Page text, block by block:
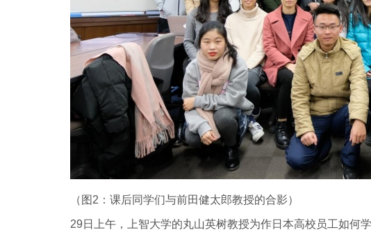
（图2：课后同学们与前田健太郎教授的合影）
29日上午，上智大学的丸山英树教授为作日本高校员工如何